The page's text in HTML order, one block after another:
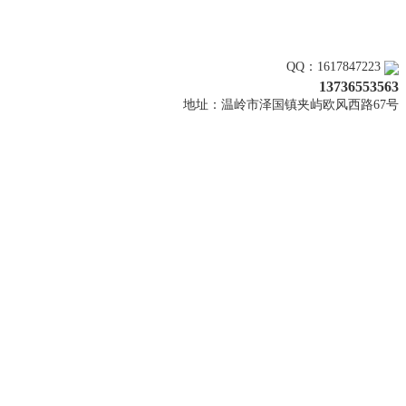
QQ：1617847223
13736553563
地址：温岭市泽国镇夹屿欧风西路67号